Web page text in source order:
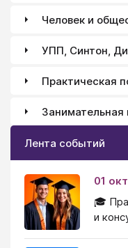
Человек и
УПП, Синтон,
Практическая
Занимательная
Лента событий
01
🎓
и